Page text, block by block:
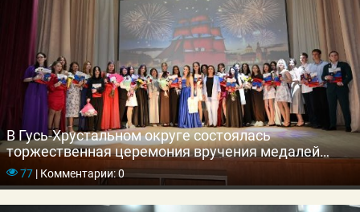
В Гусь-Хрустальном округе состоялась
торжественная церемония вручения медалей
выпускникам школ
77 |Комментарии: 0